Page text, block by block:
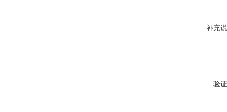
补充
验